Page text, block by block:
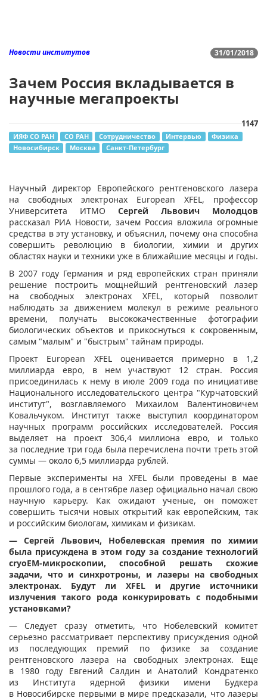
31/01/2018
Новости институтов
Зачем Россия вкладывается в
научные мегапроекты
1147
ИЯФ СО РАН СО РАН Сотрудничество Интервью
Физика
Новосибирск
Москва Санкт-Петербург
Научный директор Европейского рентгеновского лазера
на свободных электронах European XFEL, профессор
Университета ИТМО Сергей Львович Молодцов
рассказал РИА Новости, зачем Россия вложила огромные
средства в эту установку, и объяснил, почему она способна
совершить революцию в биологии, химии и других
областях науки и техники уже в ближайшие месяцы и годы.
В 2007 году Германия и ряд европейских стран приняли
решение построить мощнейший рентгеновский лазер
на свободных электронах XFEL, который позволит
наблюдать за движением молекул в режиме реального
времени, получать высококачественные фотографии
биологических объектов и прикоснуться к сокровенным,
самым "малым" и "быстрым" тайнам природы.
Проект European XFEL оценивается примерно в 1,2
миллиарда евро, в нем участвуют 12 стран. Россия
присоединилась к нему в июле 2009 года по инициативе
Национального исследовательского центра "Курчатовский
институт", возглавляемого Михаилом Валентиновичем
Ковальчуком. Институт также выступил координатором
научных программ российских исследователей. Россия
выделяет на проект 306,4 миллиона евро, и только
за последние три года была перечислена почти треть этой
суммы — около 6,5 миллиарда рублей.
Первые эксперименты на XFEL были проведены в мае
прошлого года, а в сентябре лазер официально начал свою
научную карьеру. Как ожидают ученые, он поможет
совершить тысячи новых открытий как европейским, так
и российским биологам, химикам и физикам.
— Сергей Львович, Нобелевская премия по химии
была присуждена в этом году за создание технологий
cryoEM-микроскопии, способной решать схожие
задачи, что и синхротроны, и лазеры на свободных
электронах. Будут ли XFEL и другие источники
излучения такого рода конкурировать с подобными
установками?
— Следует сразу отметить, что Нобелевский комитет
серьезно рассматривает перспективу присуждения одной
из последующих премий по физике за создание
рентгеновского лазера на свободных электронах. Еще
в 1980 году Евгений Салдин и Анатолий Кондратенко
из Института ядерной физики имени Будкера
в Новосибирске первыми в мире предсказали, что лазеры